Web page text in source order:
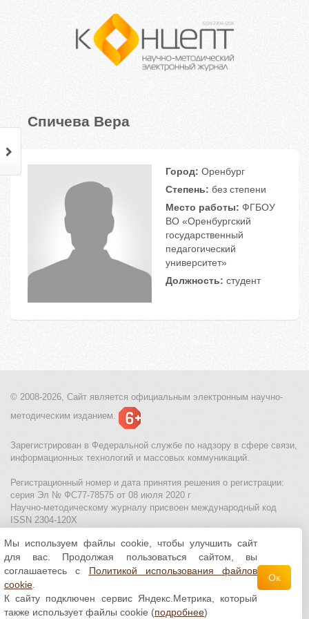
Спичева Вера
Город: Оренбург
Степень: без степени
Место работы: ФГБОУ
ВО «Оренбургский
государственный
педагогический
университет»
Должность: студент
© 2008-2026, Сайт является официальным электронным научно-
методическим изданием.
Зарегистрирован в Федеральной службе по надзору в сфере связи,
информационных технологий и массовых коммуникаций.
Регистрационный номер и дата принятия решения о регистрации:
серия Эл № ФС77-78575 от 08 июля 2020 г
Научно-методическому журналу присвоен международный код
ISSN 2304-120X
МЦИТО|Школьные олимпиады и онлайн конкурсы для детей
Политика использования файлов cookie| Политика обработки и
защиты персональных данных
Все материалы доступны полицензии Creative
Commons С указанием авторства 4.0 Всемирная
Мы используем файлы cookie, чтобы улучшить сайт
для вас. Продолжая пользоваться сайтом, вы
соглашаетесь с Политикой использования файлов
cookie
К сайту подключен сервис Яндекс.Метрика, который
также использует файлы cookie (подробнее)
Ок